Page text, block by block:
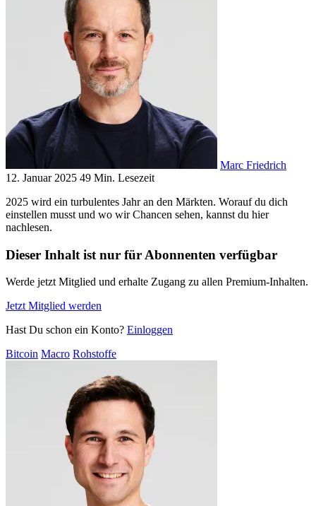
Marc Friedrich
12. Januar 2025 49 Min. Lesezeit
2025 wird ein turbulentes Jahr an den Märkten. Worauf du dich
einstellen musst und wo wir Chancen sehen, kannst du hier
nachlesen.
Dieser Inhalt ist nur für Abonnenten verfügbar
Werde jetzt Mitglied und erhalte Zugang zu allen Premium-Inhalten.
Jetzt Mitglied werden
Hast Du schon ein Konto? Einloggen
Bitcoin Macro Rohstoffe